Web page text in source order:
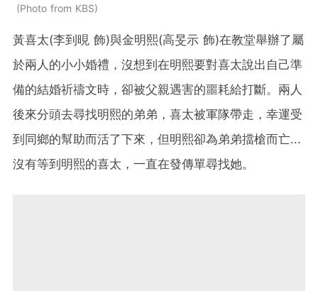
Photo from KBS
黃喜太(李到晛 飾)與金明熙(高旻示 飾)在教堂舉辦了屬
於兩人的小小婚禮，沒想到在明熙要對喜太說出自己準
備的結婚祈禱文時，卻被父親遇害的噩耗給打斷。兩人
後來分頭去尋找明熙的弟弟，喜太被軍隊帶走，幸運受
到同鄉的幫助而活了下來，但明熙卻為弟弟擋槍而亡...
沒有等到明熙的喜太，一直在發傳單尋找她。